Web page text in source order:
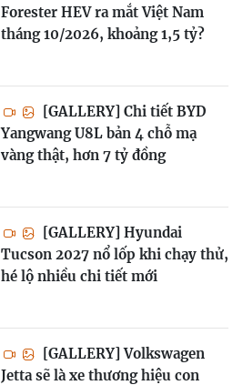
Forester HEV ra mắt Việt Nam
tháng 10/2026, khoảng 1,5 tỷ?
[GALLERY] Chi tiết BYD
Yangwang U8L bản 4 chỗ mạ
vàng thật, hơn 7 tỷ đồng
[GALLERY] Hyundai
Tucson 2027 nổ lốp khi chạy thử,
hé lộ nhiều chi tiết mới
[GALLERY] Volkswagen
Jetta sẽ là xe thương hiệu con